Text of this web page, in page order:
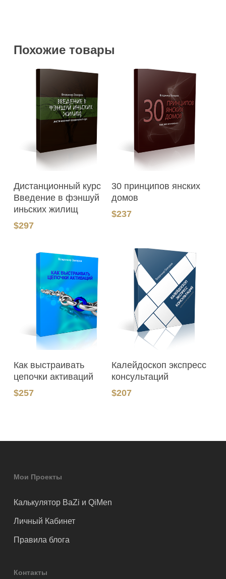
Похожие товары
В Корзину
Дистанционный курс
Введение в фэншуй
иньских жилищ
$297
30 принципов янских
домов
$237
Как выстраивать
цепочки активаций
$257
Калейдоскоп экспресс
консультаций
$207
Мои Проекты
Калькулятор BaZi и QiMen
Личный Кабинет
Правила блога
Контакты